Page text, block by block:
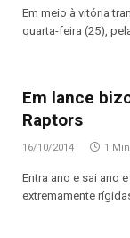
Em meio à vitória
quarta-feira (25),
Em lance
Raptors
16/10/2014 1
Entra ano e sai ano
extremamente